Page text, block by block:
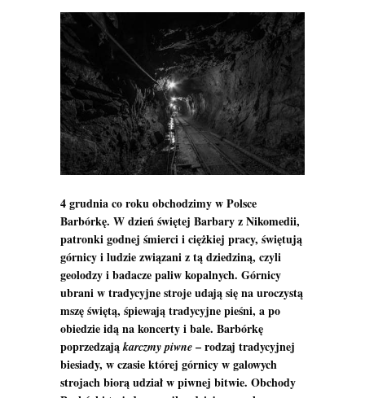
4 grudnia co roku obchodzimy w Polsce
Barbórkę. W dzień świętej Barbary z Nikomedii,
patronki godnej śmierci i ciężkiej pracy, świętują
górnicy i ludzie związani z tą dziedziną, czyli
geolodzy i badacze paliw kopalnych. Górnicy
ubrani w tradycyjne stroje udają się na uroczystą
mszę świętą, śpiewają tradycyjne pieśni, a po
obiedzie idą na koncerty i bale. Barbórkę
poprzedzająkarczmy piwne – rodzaj tradycyjnej
biesiady, w czasie której górnicy w galowych
strojach biorą udział w piwnej bitwie. Obchody